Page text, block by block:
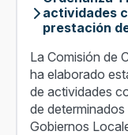
actividades
prestación
La Comisión de
ha elaborado
de actividades
de
Gobiernos